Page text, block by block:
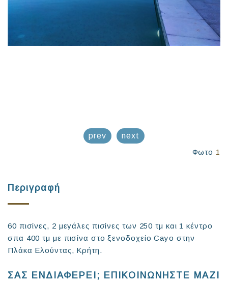
prev
next
Φωτο 1
Περιγραφή
60 πισίνες, 2 μεγάλες πισίνες των 250 τμ και 1 κέντρο
σπα 400 τμ με πισίνα στο ξενοδοχείο Cayo στην
Πλάκα Ελούντας, Κρήτη.
ΣΑΣ ΕΝΔΙΑΦΕΡΕΙ; ΕΠΙΚΟΙΝΩΝΗΣΤΕ ΜΑΖΙ